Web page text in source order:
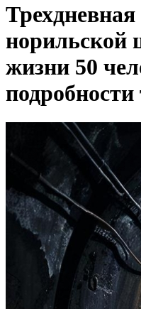
норильской
жизни 50
подробности